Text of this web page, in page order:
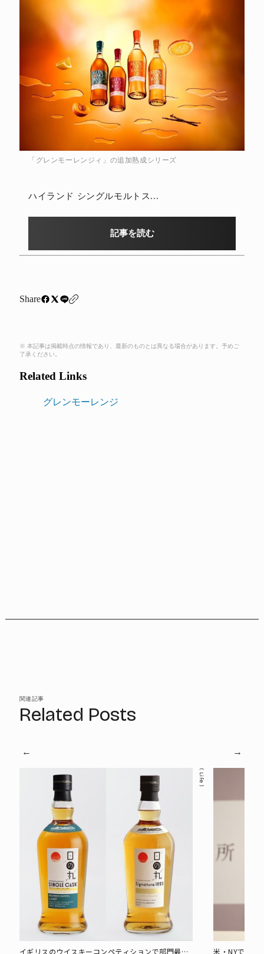
「グレンモーレンジィ」の追加熟成シリーズ
ハイランド シングルモルトス...
記事を読む
Share
※ 本記事は掲載時点の情報であり、最新のものとは異なる場合があります。予めご
了承ください。
Related Links
グレンモーレンジ
関連記事
Related Posts
Life
イギリスのウイスキーコンペティションで部門最高 米・NYで醸す